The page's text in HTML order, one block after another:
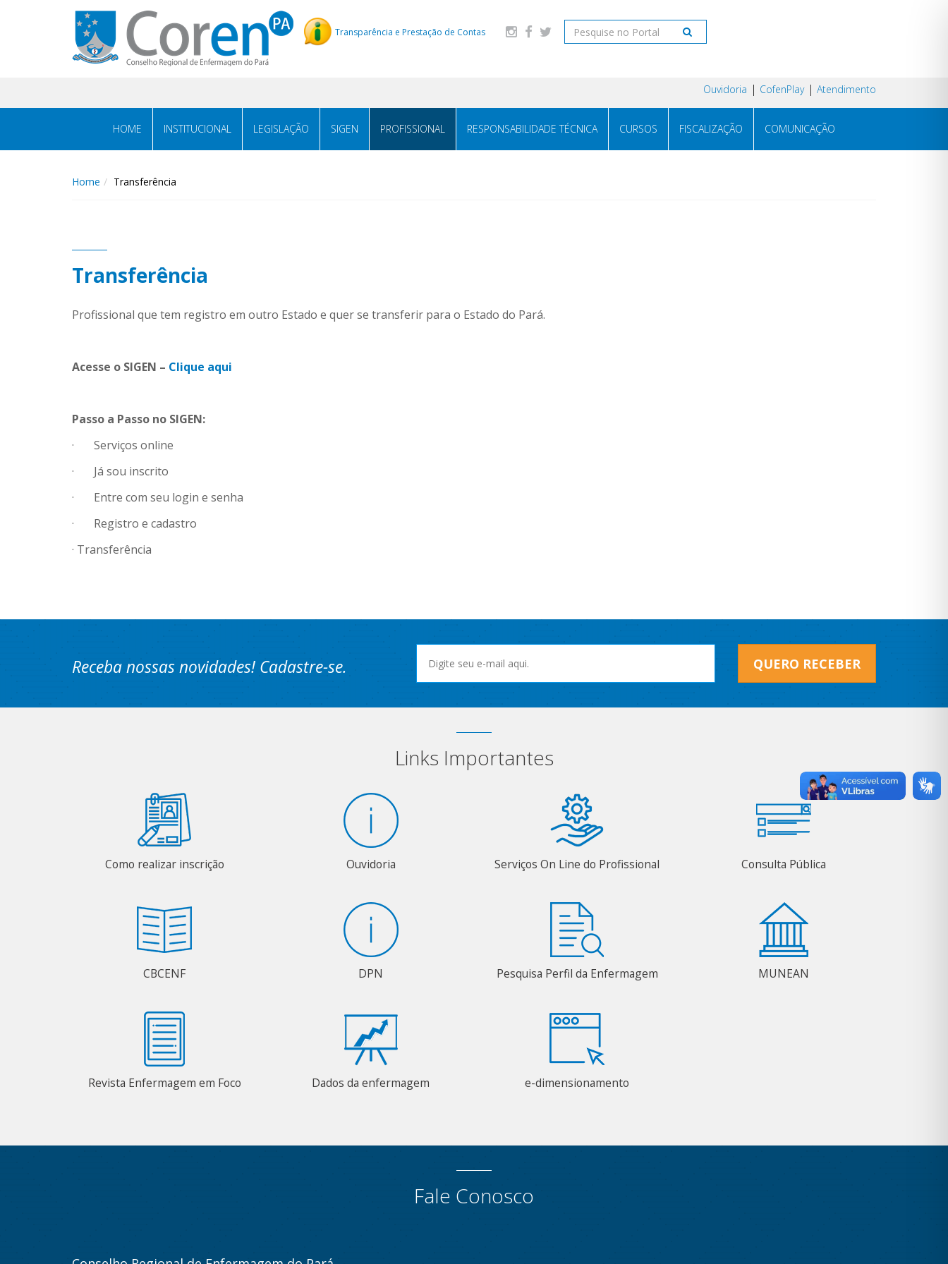
Transparência e Prestação de Contas
Ouvidoria CofenPlay Atendimento
HOME INSTITUCIONAL LEGISLAÇÃO SIGEN PROFISSIONAL RESPONSABILIDADE TÉCNICA CURSOS FISCALIZAÇÃO COMUNICAÇÃO
Home Transferência
Transferência
Profissional que tem registro em outro Estado e quer se transferir para o Estado do Pará.
Acesse o SIGEN – Clique aqui
Passo a Passo no SIGEN:
· Serviços online
· Já sou inscrito
· Entre com seu login e senha
· Registro e cadastro
· Transferência
Receba nossas novidades! Cadastre-se. QUERO RECEBER
Links Importantes
Como realizar inscrição Ouvidoria Serviços On Line do Profissional Consulta Pública
CBCENF DPN Pesquisa Perfil da Enfermagem MUNEAN
Revista Enfermagem em Foco Dados da enfermagem e-dimensionamento
Fale Conosco